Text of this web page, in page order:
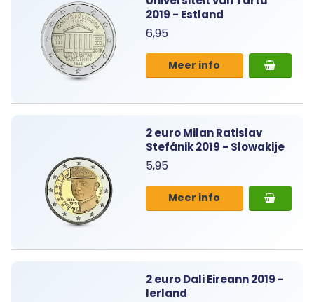
2019 - Estland
6,95
Meer info
2 euro Milan Ratislav
Stefánik 2019 - Slowakije
5,95
Meer info
2 euro Dali Eireann 2019 -
Ierland